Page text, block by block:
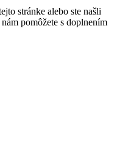
stránke alebo ste našli
pomôžete s doplnením